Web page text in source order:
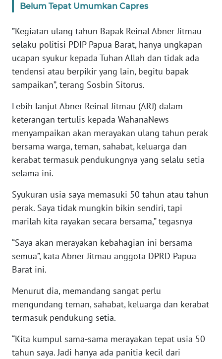
Belum Tepat Umumkan Capres
”Kegiatan ulang tahun Bapak Reinal Abner Jitmau
selaku politisi PDIP Papua Barat, hanya ungkapan
ucapan syukur kepada Tuhan Allah dan tidak ada
tendensi atau berpikir yang lain, begitu bapak
sampaikan”, terang Sosbin Sitorus.
Lebih lanjut Abner Reinal Jitmau (ARJ) dalam
keterangan tertulis kepada WahanaNews
menyampaikan akan merayakan ulang tahun perak
bersama warga, teman, sahabat, keluarga dan
kerabat termasuk pendukungnya yang selalu setia
selama ini.
Syukuran usia saya memasuki 50 tahun atau tahun
perak. Saya tidak mungkin bikin sendiri, tapi
marilah kita rayakan secara bersama,” tegasnya
“Saya akan merayakan kebahagian ini bersama
semua”, kata Abner Jitmau anggota DPRD Papua
Barat ini.
Menurut dia, memandang sangat perlu
mengundang teman, sahabat, keluarga dan kerabat
termasuk pendukung setia.
“Kita kumpul sama-sama merayakan tepat usia 50
tahun saya. Jadi hanya ada panitia kecil dari
RIAU
WN
SERAMBI
WN
JAMBI
SULTRA
WN
NTB
SULTENG
SULBAR
WN
WN
SUMBAR
WN